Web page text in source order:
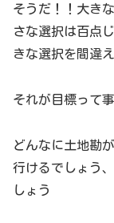
そうだ！！大き
さな選択は百点
きな選択を間違
それが目標って
どんなに土地勘
行けるでしょう
しょう